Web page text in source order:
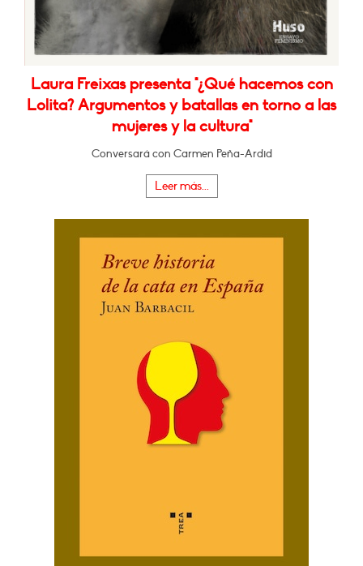
Laura Freixas presenta "¿Qué hacemos con
Lolita? Argumentos y batallas en torno a las
mujeres y la cultura"
Conversará con Carmen Peña-Ardid
Leer más...